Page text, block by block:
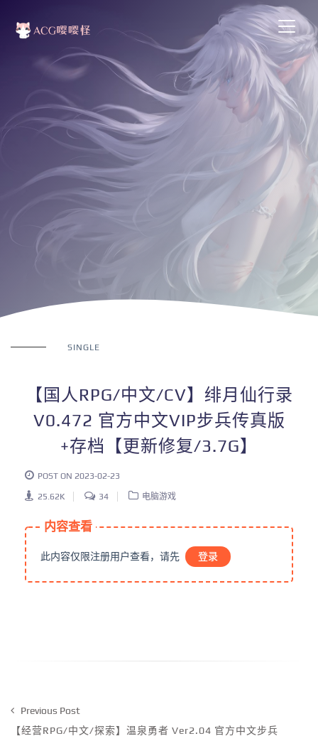
SINGLE
【国人RPG/中文/CV】绯月仙行录
V0.472 官方中文VIP步兵传真版
+存档【更新修复/3.7G】
POST ON 2023-02-23
25.62K 34 电脑游戏
内容查看
此内容仅限注册用户查看，请先 登录
Previous Post
【经营RPG/中文/探索】温泉勇者 Ver2.04 官方中文步兵